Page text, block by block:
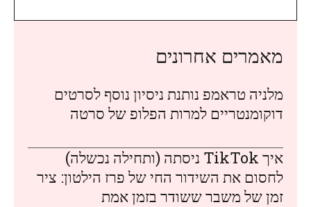
מאמרים אחרונים
מלניה טראמפ נותנת ניסיון נוסף לסרטים
דוקומנטריים למרות הפלופ של סרטה
איך TikTok ניסתה (ותחילה נכשלה)
לחסום את השידור החי של פרז הילטון: ציר
זמן של משבר ששודר בזמן אמת